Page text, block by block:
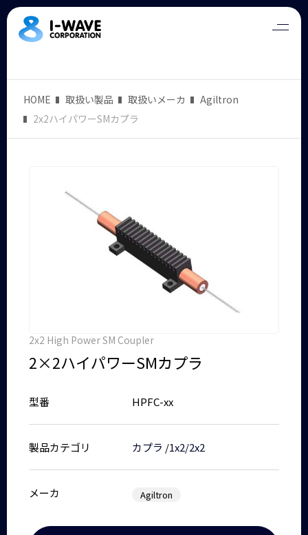
HOME 取扱い製品 取扱いメーカ
Agiltron
2x2ハイパワーSMカプラ
2x2 High Power SM Coupler
2×2ハイパワーSMカプラ
型番 HPFC-xx
製品カテゴリ カプラ /1x2/2x2
メーカ Agiltron